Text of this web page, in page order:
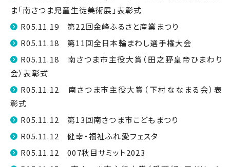
ま「南さつま児童生徒美術展」表彰式
R05.11.19 第22回金峰ふるさと産業まつり
R05.11.18 第11回全日本輪まわし選手権大会
R05.11.18 南さつま市主役大賞（田之野皇帝ひまわり
会）表彰式
R05.11.12 南さつま市主役大賞（下村ななまる会）表
彰式
R05.11.12 第13回南さつま市こどもまつり
R05.11.12 健幸・福祉ふれ愛フェスタ
R05.11.12 007秋目サミット2023